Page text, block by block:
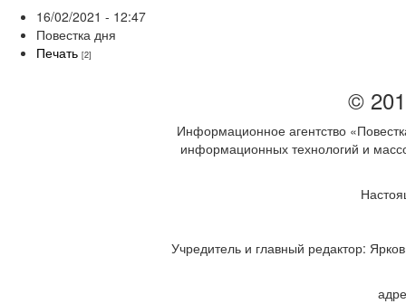
16/02/2021 - 12:47
Повестка дня
Печать [2]
©
Информационное агентство
информационных технологий и
Учредитель и главный редактор: